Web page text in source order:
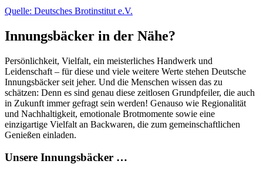
Quelle: Deutsches Brotinstitut e.V.
Innungsbäcker in der Nähe?
Persönlichkeit, Vielfalt, ein meisterliches Handwerk und
Leidenschaft – für diese und viele weitere Werte stehen Deutsche
Innungsbäcker seit jeher. Und die Menschen wissen das zu
schätzen: Denn es sind genau diese zeitlosen Grundpfeiler, die auch
in Zukunft immer gefragt sein werden! Genauso wie Regionalität
und Nachhaltigkeit, emotionale Brotmomente sowie eine
einzigartige Vielfalt an Backwaren, die zum gemeinschaftlichen
Genießen einladen.
Unsere Innungsbäcker …